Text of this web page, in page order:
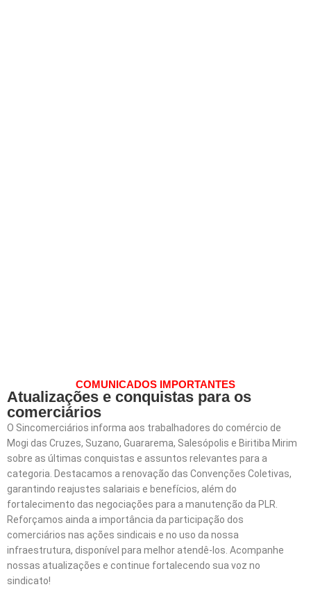
COMUNICADOS IMPORTANTES
Atualizações e conquistas para os
comerciários
O Sincomerciários informa aos trabalhadores do comércio de
Mogi das Cruzes, Suzano, Guararema, Salesópolis e Biritiba Mirim
sobre as últimas conquistas e assuntos relevantes para a
categoria. Destacamos a renovação das Convenções Coletivas,
garantindo reajustes salariais e benefícios, além do
fortalecimento das negociações para a manutenção da PLR.
Reforçamos ainda a importância da participação dos
comerciários nas ações sindicais e no uso da nossa
infraestrutura, disponível para melhor atendê-los. Acompanhe
nossas atualizações e continue fortalecendo sua voz no
sindicato!